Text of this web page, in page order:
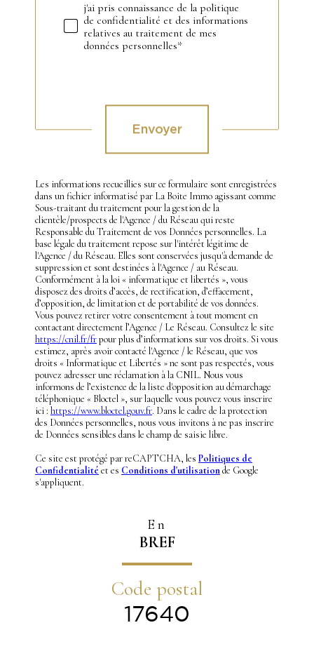
j'ai pris connaissance de la politique
de confidentialité et des informations
relatives au traitement de mes
données personnelles*
Envoyer
Les informations recueillies sur ce formulaire sont enregistrées
dans un fichier informatisé par La Boite Immo agissant comme
Sous-traitant du traitement pour la gestion de la
clientèle/prospects de l'Agence / du Réseau qui reste
Responsable du Traitement de vos Données personnelles. La
base légale du traitement repose sur l'intérêt légitime de
l'Agence / du Réseau. Elles sont conservées jusqu'à demande de
suppression et sont destinées à l'Agence / au Réseau.
Conformément à la loi « informatique et libertés », vous
disposez des droits d’accès, de rectification, d’effacement,
d’opposition, de limitation et de portabilité de vos données.
Vous pouvez retirer votre consentement à tout moment en
contactant directement l’Agence / Le Réseau. Consultez le site
https://cnil.fr/frpour plus d’informations sur vos droits. Si vous
estimez, après avoir contacté l'Agence / le Réseau, que vos
droits « Informatique et Libertés » ne sont pas respectés, vous
pouvez adresser une réclamation à la CNIL. Nous vous
informons de l’existence de la liste d'opposition au démarchage
téléphonique « Bloctel », sur laquelle vous pouvez vous inscrire
ici : https://www.bloctel.gouv.fr. Dans le cadre de la protection
des Données personnelles, nous vous invitons à ne pas inscrire
de Données sensibles dans le champ de saisie libre.
Ce site est protégé par reCAPTCHA, les Politiques de
Confidentialité et es Conditions d'utilisationde Google
s'appliquent.
En
BREF
Code postal
17640